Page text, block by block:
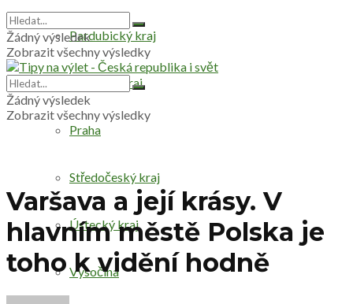
Pardubický kraj
Plzeňský kraj
Praha
Středočeský kraj
Ústecký kraj
Vysočina
Žádný výsledek
Zobrazit všechny výsledky
Žádný výsledek
Zobrazit všechny výsledky
Varšava a její krásy. V
hlavním městě Polska je
toho k vidění hodně